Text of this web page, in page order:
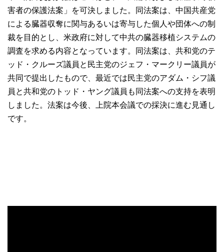
害者の保護法案」を可決しました。同法案は、中国共産党
による臓器収奪に関与あるいは寄与した個人や団体への制
裁を目的とし、米政府に対して中共の臓器移植システムの
調査を求める内容となっています。同法案は、共和党のテ
ッド・クルーズ議員と民主党のジェフ・マークリー議員が
共同で提出したもので、最近では民主党のアダム・シフ議
員と共和党のトッド・ヤング議員も同法案への支持を表明
しました。法案は今後、上院本会議での採決に進む見通し
です。